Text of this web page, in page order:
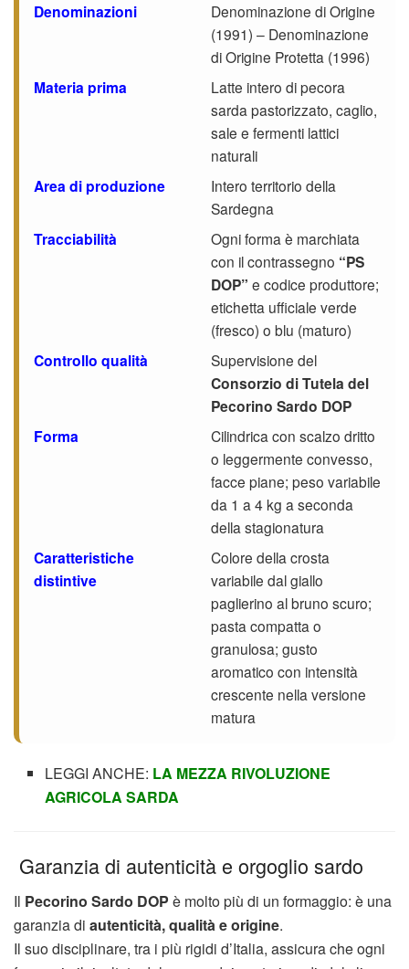
Denominazioni
Denominazione di Origine
(1991) – Denominazione
di Origine Protetta (1996)
Materia prima
Latte intero di pecora
sarda pastorizzato, caglio,
sale e fermenti lattici
naturali
Area di produzione
Intero territorio della
Sardegna
Tracciabilità
Ogni forma è marchiata
con il contrassegno “PS
DOP” e codice produttore;
etichetta ufficiale verde
(fresco) o blu (maturo)
Controllo qualità Supervisione del
Consorzio di Tutela del
Pecorino Sardo DOP
Forma
Cilindrica con scalzo dritto
o leggermente convesso,
facce piane; peso variabile
da 1 a 4 kg a seconda
della stagionatura
Caratteristiche
distintive
Colore della crosta
variabile dal giallo
paglierino al bruno scuro;
pasta compatta o
granulosa; gusto
aromatico con intensità
crescente nella versione
matura
LEGGI ANCHE: LA MEZZA RIVOLUZIONE
AGRICOLA SARDA
Garanzia di autenticità e orgoglio sardo
Il Pecorino Sardo DOP è molto più di un formaggio: è una
garanzia di autenticità, qualità e origine.
Il suo disciplinare, tra i più rigidi d’Italia, assicura che ogni